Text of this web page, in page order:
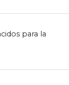
para la